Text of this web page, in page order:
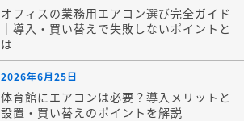
オフィスの業務用エアコン選び完全ガイド
｜導入・買い替えで失敗しないポイントと
は
2026年6月25日
体育館にエアコンは必要？導入メリットと
設置・買い替えのポイントを解説